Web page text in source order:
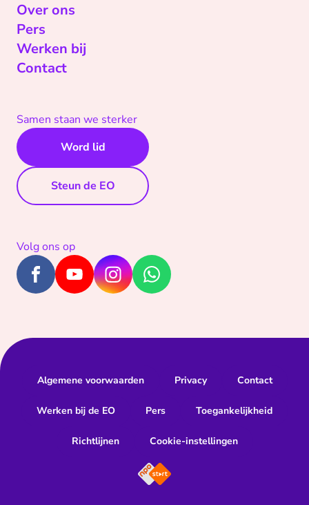
Over ons
Pers
Werken bij
Contact
Samen staan we sterker
Word lid
Steun de EO
Volg ons op
Algemene voorwaarden Privacy Contact
Werken bij de EO Pers Toegankelijkheid
Richtlijnen Cookie-instellingen